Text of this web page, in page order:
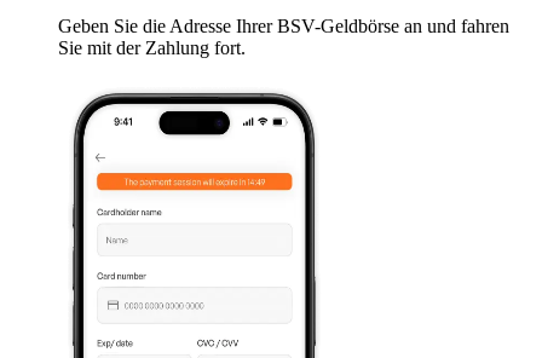
Geben Sie die Adresse Ihrer BSV-Geldbörse an und fahren
Sie mit der Zahlung fort.